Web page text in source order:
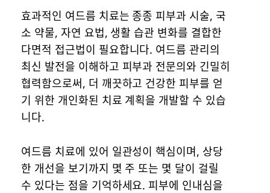
효과적인 여드름 치료는 종종 피부과 시술, 국
소 약물, 자연 요법, 생활 습관 변화를 결합한
다면적 접근법이 필요합니다. 여드름 관리의
최신 발전을 이해하고 피부과 전문의와 긴밀히
협력함으로써, 더 깨끗하고 건강한 피부를 얻
기 위한 개인화된 치료 계획을 개발할 수 있습
니다.
여드름 치료에 있어 일관성이 핵심이며, 상당
한 개선을 보기까지 몇 주 또는 몇 달이 걸릴
수 있다는 점을 기억하세요. 피부에 인내심을